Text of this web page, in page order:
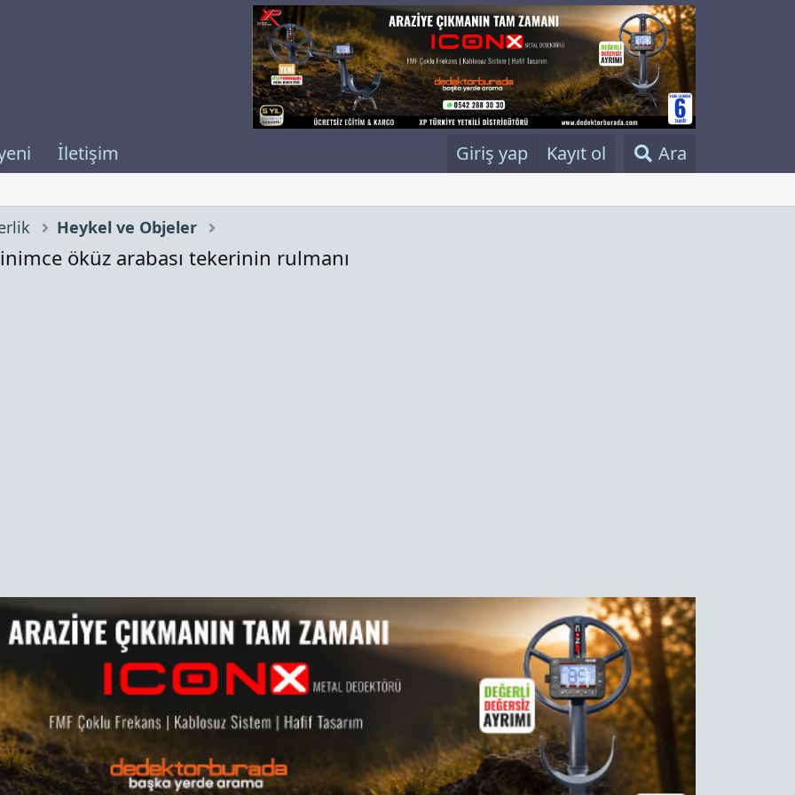
İletişim Giriş yap Kayıt ol Ara
Heykel ve Objeler
öküz arabası tekerinin rulmanı